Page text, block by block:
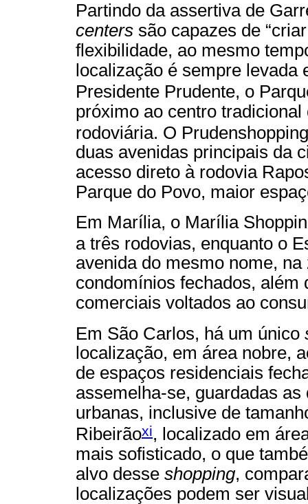
Partindo da assertiva de
centers são capazes de
flexibilidade, ao mesmo
localização é sempre
Presidente Prudente, o
próximo ao centro
rodoviária. O Prudenshopping
duas avenidas principais da
acesso direto à rodovia
Parque do Povo, maior
Em Marília, o Marília
a três rodovias, enquanto o
avenida do mesmo nome,
condomínios fechados, além
comerciais voltados ao
Em São Carlos, há um único
localização, em área nobre,
de espaços residenciais
assemelha-se, guardadas
urbanas, inclusive de
Ribeirãoxi, localizado em
mais sofisticado, o que
alvo desse shopping,
localizações podem ser